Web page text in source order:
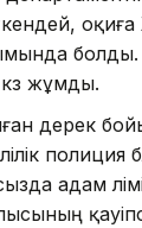
жұмды.
дерек
полиция
адам